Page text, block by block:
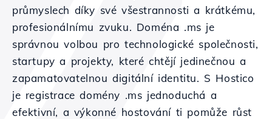
průmyslech díky své všestrannosti a krátkému,
profesionálnímu zvuku. Doména .ms je
správnou volbou pro technologické společnosti,
startupy a projekty, které chtějí jedinečnou a
zapamatovatelnou digitální identitu. S Hostico
je registrace domény .ms jednoduchá a
efektivní, a výkonné hostování ti pomůže růst